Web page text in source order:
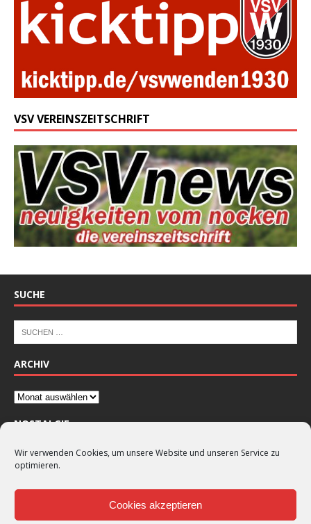
Wir verwenden Cookies, um unsere Website und unseren Service zu
optimieren.
Cookies akzeptieren
VSV VEREINSZEITSCHRIFT
SUCHE
ARCHIV
NOSTALGIE